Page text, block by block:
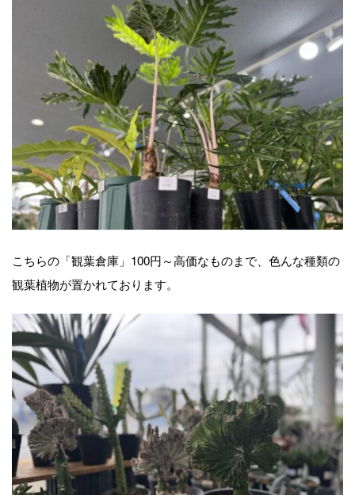
こちらの「観葉倉庫」100円～高価なものまで、色んな種類の
観葉植物が置かれております。